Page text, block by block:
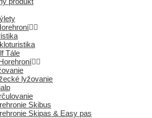
Tále
lyžovanie
Skibus
Skipas & Easy pas